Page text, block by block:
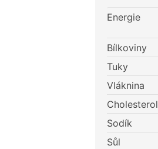
Energie
Bílkoviny
Tuky
Vláknina
Cholesterol
Sodík
Sůl